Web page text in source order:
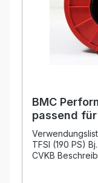
BMC
passend
2.0 TFSI
TFSI (190 PS)
CVKB